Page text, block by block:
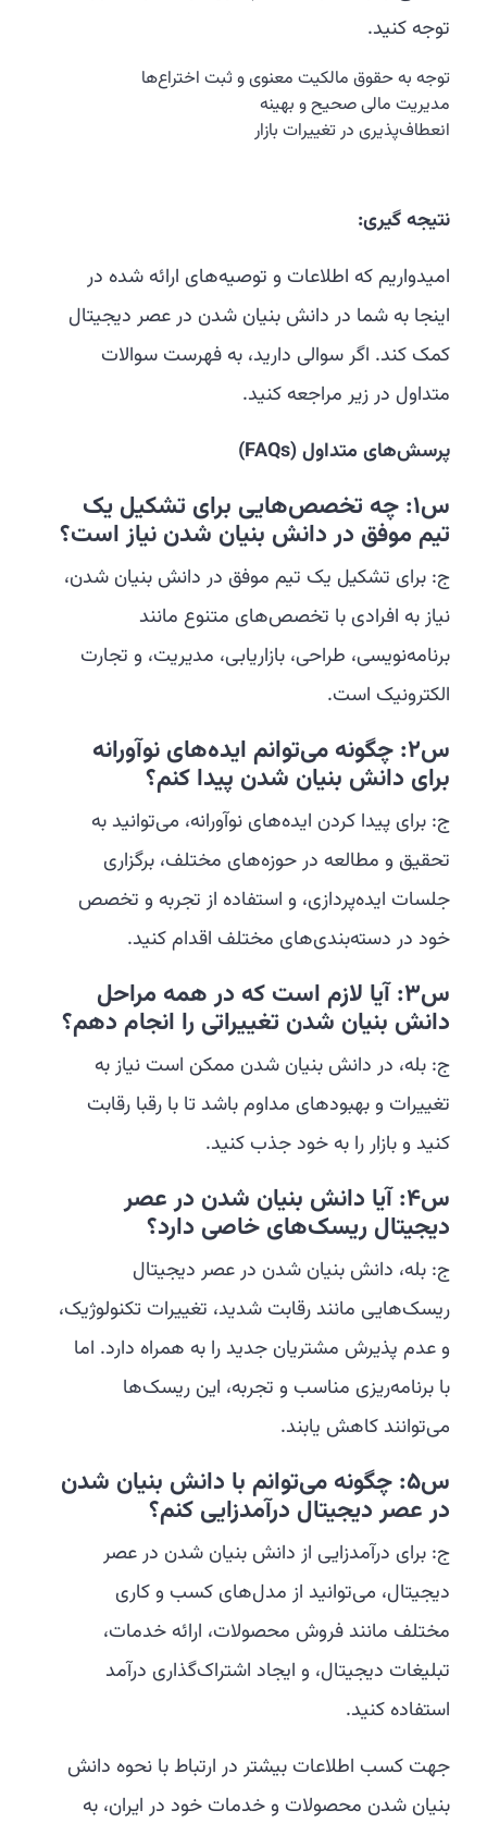
توجه کنید.
توجه به حقوق مالکیت معنوی و ثبت اختراع‌ها
مدیریت مالی صحیح و بهینه
انعطاف‌پذیری در تغییرات بازار
نتیجه گیری:
امیدواریم که اطلاعات و توصیه‌های ارائه شده در
اینجا به شما در دانش بنیان شدن در عصر دیجیتال
کمک کند. اگر سوالی دارید، به فهرست سوالات
متداول در زیر مراجعه کنید.
پرسش‌های متداول(FAQs)
س1: چه تخصص‌هایی برای تشکیل یک
تیم موفق در دانش بنیان شدن نیاز است؟
ج: برای تشکیل یک تیم موفق در دانش بنیان شدن،
نیاز به افرادی با تخصص‌های متنوع مانند
برنامه‌نویسی، طراحی، بازاریابی، مدیریت، و تجارت
الکترونیک است.
س2: چگونه می‌توانم ایده‌های نوآورانه
برای دانش بنیان شدن پیدا کنم؟
ج: برای پیدا کردن ایده‌های نوآورانه، می‌توانید به
تحقیق و مطالعه در حوزه‌های مختلف، برگزاری
جلسات ایده‌پردازی، و استفاده از تجربه و تخصص
خود در دسته‌بندی‌های مختلف اقدام کنید.
س3: آیا لازم است که در همه مراحل
دانش بنیان شدن تغییراتی را انجام دهم؟
ج: بله، در دانش بنیان شدن ممکن است نیاز به
تغییرات و بهبودهای مداوم باشد تا با رقبا رقابت
کنید و بازار را به خود جذب کنید.
س4: آیا دانش بنیان شدن در عصر
دیجیتال ریسک‌های خاصی دارد؟
ج: بله، دانش بنیان شدن در عصر دیجیتال
ریسک‌هایی مانند رقابت شدید، تغییرات تکنولوژیک،
و عدم پذیرش مشتریان جدید را به همراه دارد. اما
با برنامه‌ریزی مناسب و تجربه، این ریسک‌ها
می‌توانند کاهش یابند.
س5: چگونه می‌توانم با دانش بنیان شدن
در عصر دیجیتال درآمدزایی کنم؟
ج: برای درآمدزایی از دانش بنیان شدن در عصر
دیجیتال، می‌توانید از مدل‌های کسب و کاری
مختلف مانند فروش محصولات، ارائه خدمات،
تبلیغات دیجیتال، و ایجاد اشتراک‌گذاری درآمد
استفاده کنید.
جهت کسب اطلاعات بیشتر در ارتباط با نحوه دانش
بنیان شدن محصولات و خدمات خود در ایران، به